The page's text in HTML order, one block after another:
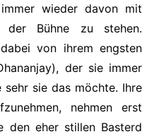
wieder davon mit
Bühne zu stehen.
von ihrem engsten
der sie immer
sie das möchte. Ihre
nehmen erst
den eher stillen Basterd